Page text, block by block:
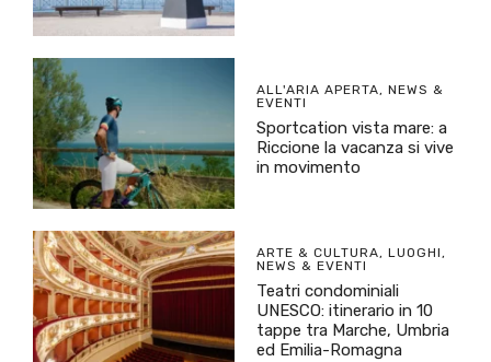
ALL'ARIA APERTA, NEWS &
EVENTI
Sportcation vista mare: a
Riccione la vacanza si vive
in movimento
ARTE & CULTURA, LUOGHI,
NEWS & EVENTI
Teatri condominiali
UNESCO: itinerario in 10
tappe tra Marche, Umbria
ed Emilia-Romagna